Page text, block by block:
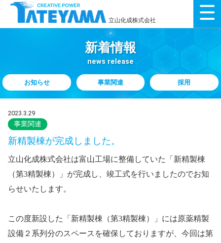
立山化成株式会社
新着情報
news release
お知らせ 事業関連 採用
2023.3.29
事業関連
新精製棟が完成しました。
立山化成株式会社は富山工場に整備していた「新精製棟
（第3精製棟）」が完成し、竣工式を行いましたのでお知
らせいたします。
この度新設した「新精製棟（第3精製棟）」には原薬精製
設備２系列分のスペースを確保しておりますが、今回は第